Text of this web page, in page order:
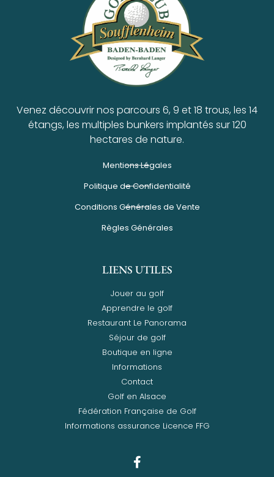
Venez découvrir nos parcours 6, 9 et 18 trous, les 14
étangs, les multiples bunkers implantés sur 120
hectares de nature.
Mentions Légales
Politique de Confidentialité
Conditions Générales de Vente
Règles Générales
LIENS UTILES
Jouer au golf
Apprendre le golf
Restaurant Le Panorama
Séjour de golf
Boutique en ligne
Informations
Contact
Golf en Alsace
Fédération Française de Golf
Informations assurance Licence FFG